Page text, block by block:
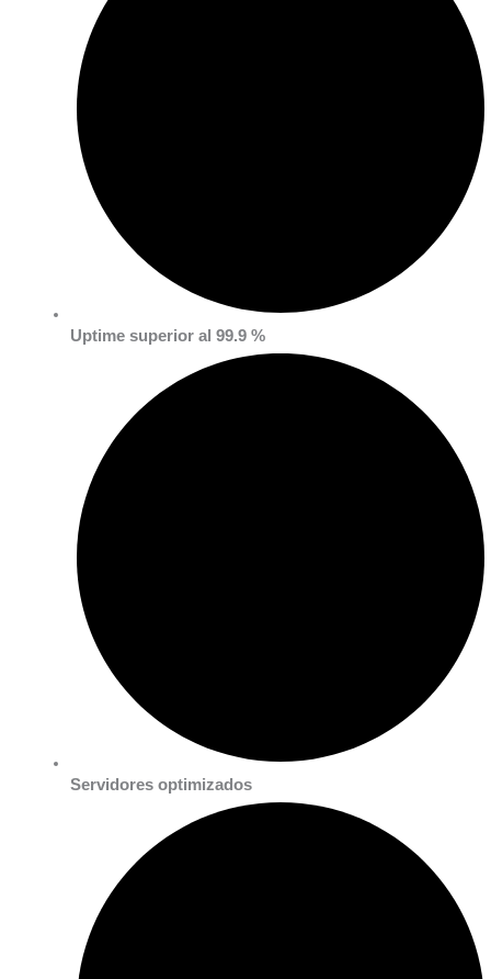
Uptime superior al 99.9 %
Servidores optimizados